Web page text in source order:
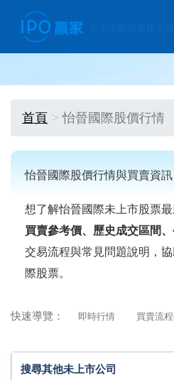
首頁 怡晉國際股價行情
怡晉國際股價行情與買賣資訊
想了解怡晉國際未上市股票
買賣參考價、歷史成交區間
交易流程與常見問題說明，
際股票。
快速導覽： 即時行情 買賣流
搜尋其他未上市公司
搜尋其他未上市公司